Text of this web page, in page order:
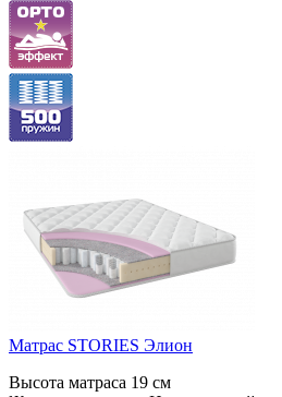
Матрас STORIES Элион
Высота матраса 19 см